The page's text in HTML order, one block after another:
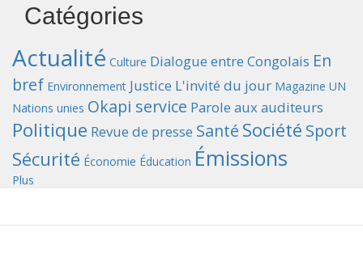
Catégories
Actualité Culture Dialogue entre Congolais En
bref Environnement Justice L'invité du jour Magazine UN
Nations unies Okapi service Parole aux auditeurs
Politique Revue de presse Santé Société Sport
Sécurité Économie Éducation Émissions
Plus